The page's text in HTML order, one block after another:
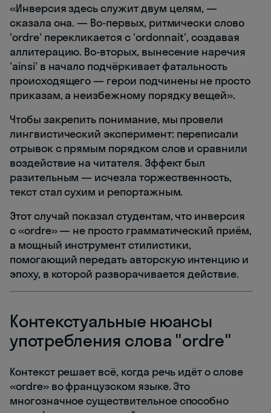
«Инверсия здесь служит двум целям, —
сказала она. — Во-первых, ритмически слово
'ordre' перекликается с 'ordonnait', создавая
аллитерацию. Во-вторых, вынесение наречия
'ainsi' в начало подчёркивает фатальность
происходящего — герои подчинены не просто
приказам, а неизбежному порядку вещей».
Чтобы закрепить понимание, мы провели
лингвистический эксперимент: переписали
отрывок с прямым порядком слов и сравнили
воздействие на читателя. Эффект был
разительным — исчезла торжественность,
текст стал сухим и репортажным.
Этот случай показал студентам, что инверсия
с «ordre» — не просто грамматический приём,
а мощный инструмент стилистики,
помогающий передать авторскую интенцию и
эпоху, в которой разворачивается действие.
Контекстуальные нюансы
употребления слова "ordre"
Контекст решает всё, когда речь идёт о слове
«ordre» во французском языке. Это
многозначное существительное способно